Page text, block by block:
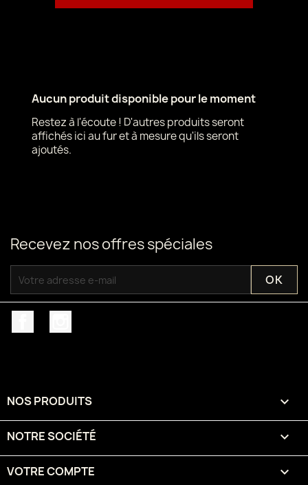
Aucun produit disponible pour le moment
Restez à l'écoute ! D'autres produits seront
affichés ici au fur et à mesure qu'ils seront
ajoutés.
Recevez nos offres spéciales
NOS PRODUITS 
NOTRE SOCIÉTÉ 
VOTRE COMPTE 